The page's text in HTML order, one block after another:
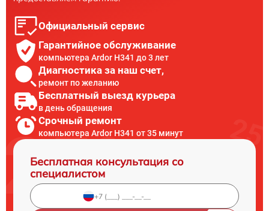
Официальный сервис
Гарантийное обслуживание
компьютера Ardor H341 до 3 лет
Диагностика за наш счет,
ремонт по желанию
Бесплатный выезд курьера
в день обращения
Срочный ремонт
компьютера Ardor H341 от 35 минут
Бесплатная консультация со
специалистом